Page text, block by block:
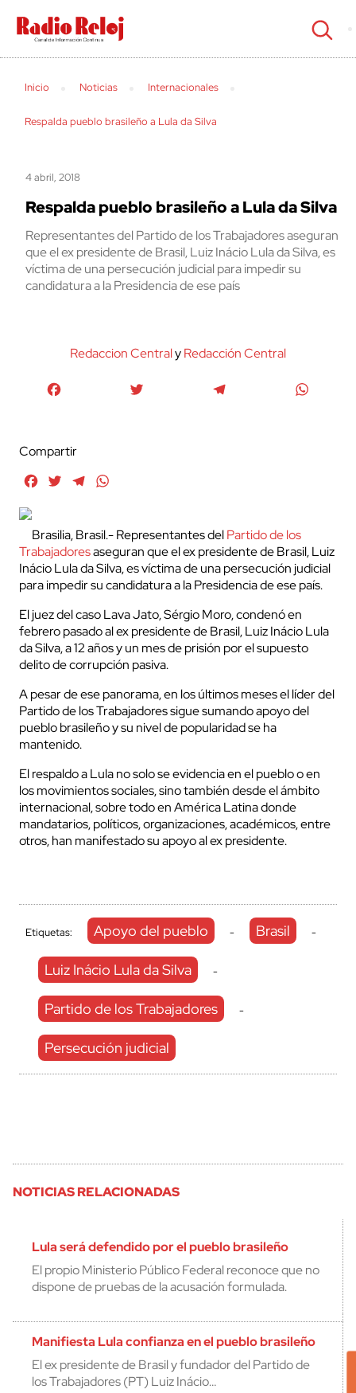
cerrar
Inicio Noticias Internacionales
Respalda pueblo brasileño a Lula da Silva
4 abril, 2018
Respalda pueblo brasileño a Lula da Silva
Representantes del Partido de los Trabajadores aseguran
que el ex presidente de Brasil, Luiz Inácio Lula da Silva, es
víctima de una persecución judicial para impedir su
candidatura a la Presidencia de ese país
Redaccion CentralyRedacción Central
Compartir
FacebookTwitterTelegram
Brasilia, Brasil.- Representantes delPartido de los
Trabajadoresaseguran que el ex presidente de Brasil, Luiz
Inácio Lula da Silva, es víctima de una persecución judicial
para impedir su candidatura a la Presidencia de ese país.
El juez del caso Lava Jato, Sérgio Moro, condenó en
febrero pasado al ex presidente de Brasil, Luiz Inácio Lula
da Silva, a 12 años y un mes de prisión por el supuesto
delito de corrupción pasiva.
A pesar de ese panorama, en los últimos meses el líder del
Partido de los Trabajadores sigue sumando apoyo del
pueblo brasileño y su nivel de popularidad se ha
mantenido.
El respaldo a Lula no solo se evidencia en el pueblo o en
los movimientos sociales, sino también desde el ámbito
internacional, sobre todo en América Latina donde
mandatarios, políticos, organizaciones, académicos, entre
otros, han manifestado su apoyo al ex presidente.
Etiquetas: Apoyo del pueblo - Brasil -
Luiz Inácio Lula da Silva -
Partido de los Trabajadores -
Persecución judicial
NOTICIAS RELACIONADAS
Lula será defendido por el pueblo brasileño
El propio Ministerio Público Federal reconoce que no
dispone de pruebas de la acusación formulada.
Manifiesta Lula confianza en el pueblo brasileño
El ex presidente de Brasil y fundador del Partido de
los Trabajadores (PT) Luiz Inácio…